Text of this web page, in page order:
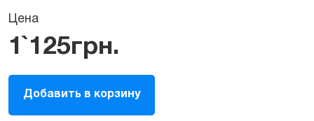
Цена
1`125грн.
Батарея
(аккумулятор)
для
Добавить в корзину